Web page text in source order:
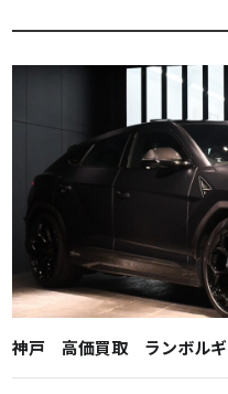
神戸 高価買取 ランボルギ